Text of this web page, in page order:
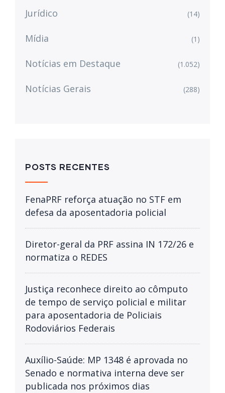
Jurídico (14)
Mídia (1)
Notícias em Destaque (1.052)
Notícias Gerais (288)
POSTS RECENTES
FenaPRF reforça atuação no STF em
defesa da aposentadoria policial
Diretor-geral da PRF assina IN 172/26 e
normatiza o REDES
Justiça reconhece direito ao cômputo
de tempo de serviço policial e militar
para aposentadoria de Policiais
Rodoviários Federais
Auxílio-Saúde: MP 1348 é aprovada no
Senado e normativa interna deve ser
publicada nos próximos dias